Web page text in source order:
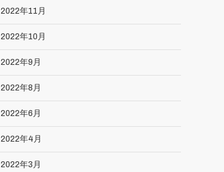
2022年11月
2022年10月
2022年9月
2022年8月
2022年6月
2022年4月
2022年3月